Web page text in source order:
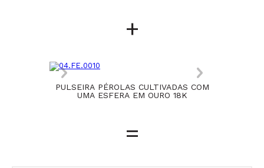
+
PULSEIRA PÉROLAS CULTIVADAS COM
UMA ESFERA EM OURO 18K
=